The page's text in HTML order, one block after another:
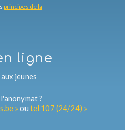
principes de la
ligne
jeunes
?
» ou tel 107 (24/24) »